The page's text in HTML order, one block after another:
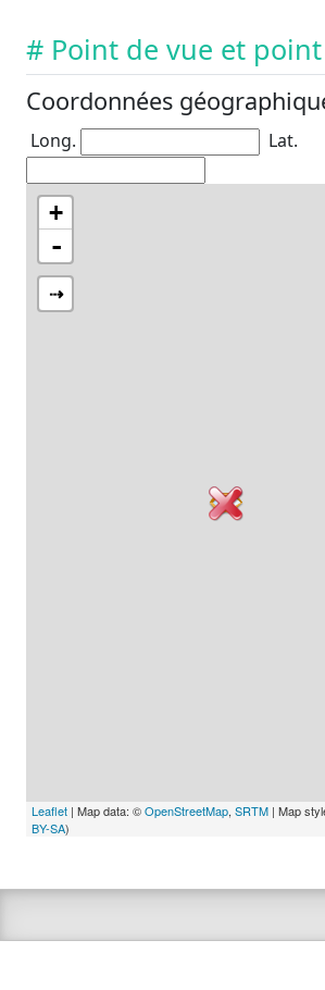
# Point de vue et
Coordonnées
Long. Lat.
+
-
⇢
Leaflet | Map data: ©OpenStreetMap, SRTM | Map
BY-SA)